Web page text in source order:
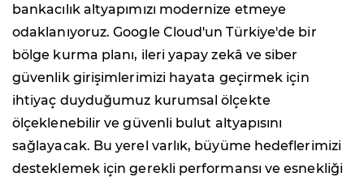
bankacılık altyapımızı modernize etmeye
odaklanıyoruz. Google Cloud'un Türkiye'de bir
bölge kurma planı, ileri yapay zekâ ve siber
güvenlik girişimlerimizi hayata geçirmek için
ihtiyaç duyduğumuz kurumsal ölçekte
ölçeklenebilir ve güvenli bulut altyapısını
sağlayacak. Bu yerel varlık, büyüme hedeflerimizi
desteklemek için gerekli performansı ve esnekliği